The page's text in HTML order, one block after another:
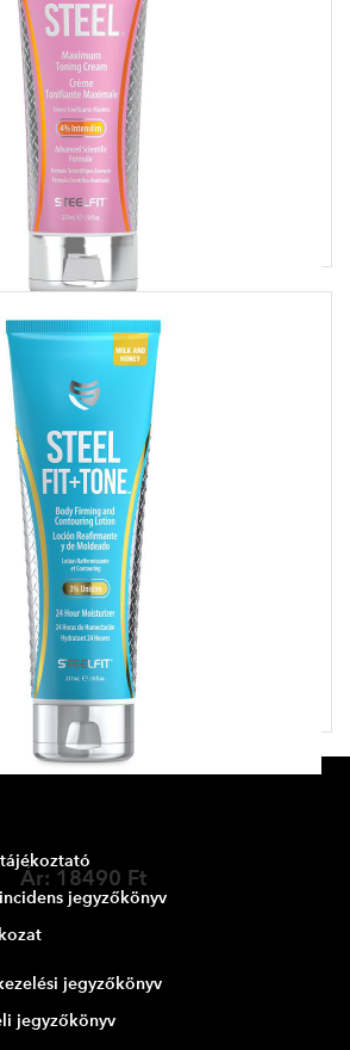
BUNS OF STEEL
A narancsbőr ellen
18490 Ft
testfeszesítő testápoló
Ár: 18490 Ft
jegyzőkönyv
jegyzőkönyv
jegyzőkönyv